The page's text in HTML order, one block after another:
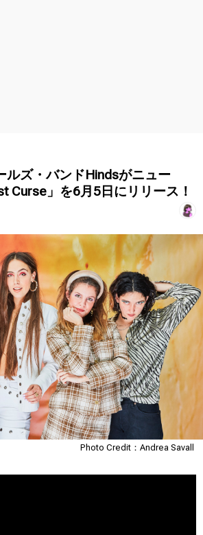
ルズ・バンドHindsがニュー
Curse」を6月5日にリリース！
Photo Credit：Andrea Savall